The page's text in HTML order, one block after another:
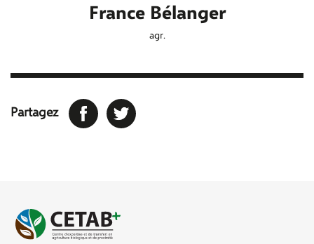
France Bélanger
agr.
Partagez FacebookTwitter